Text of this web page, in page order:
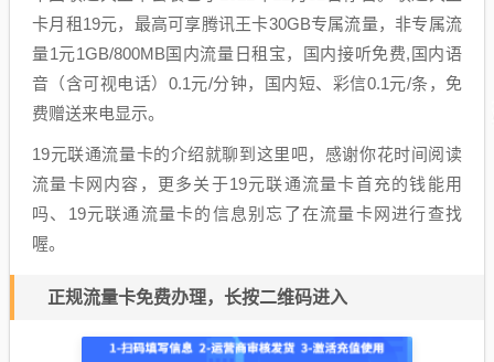
卡月租19元，最高可享腾讯王卡30GB专属流量，非专属流
量1元1GB/800MB国内流量日租宝，国内接听免费,国内语
音（含可视电话）0.1元/分钟，国内短、彩信0.1元/条，免
费赠送来电显示。
19元联通流量卡的介绍就聊到这里吧，感谢你花时间阅读
流量卡网内容，更多关于19元联通流量卡首充的钱能用
吗、19元联通流量卡的信息别忘了在流量卡网进行查找
喔。
正规流量卡免费办理，长按二维码进入